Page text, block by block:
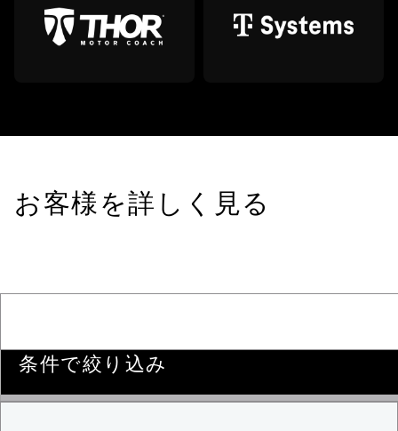
お客様を詳しく見る
条件で絞り込み